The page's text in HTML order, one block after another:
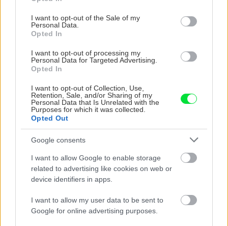
use your data for below specified purposes in below Google
consent section.
I want to opt-out of the Sale of my
Personal Data.
Opted In
I want to opt-out of processing my
Personal Data for Targeted Advertising.
Opted In
I want to opt-out of Collection, Use,
Retention, Sale, and/or Sharing of my
Personal Data that Is Unrelated with the
Purposes for which it was collected.
Opted Out
Google consents
I want to allow Google to enable storage
related to advertising like cookies on web or
device identifiers in apps.
I want to allow my user data to be sent to
Google for online advertising purposes.
KOMENTÁRE komentár
VIDEO